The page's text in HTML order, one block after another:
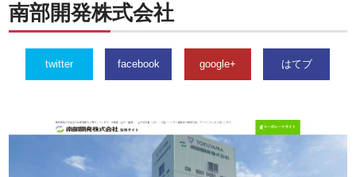
南部開発株式会社
twitter facebook google+ はてブ